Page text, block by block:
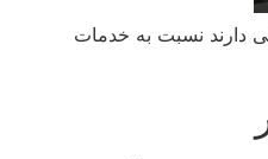
دارند نسبت به خدمات